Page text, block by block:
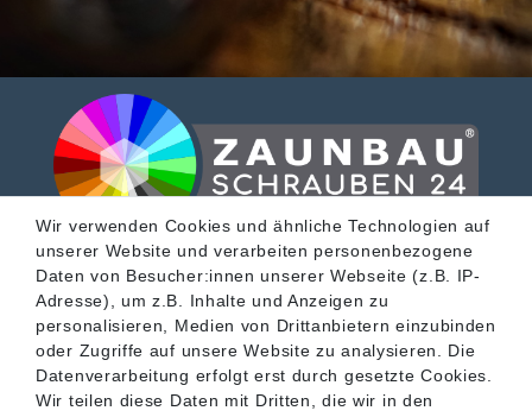
SERVICE
INFORMATIONEN
Wir verwenden Cookies und ähnliche Technologien auf
unserer Website und verarbeiten personenbezogene
Daten von Besucher:innen unserer Webseite (z.B. IP-
Adresse), um z.B. Inhalte und Anzeigen zu
personalisieren, Medien von Drittanbietern einzubinden
oder Zugriffe auf unsere Website zu analysieren. Die
Datenverarbeitung erfolgt erst durch gesetzte Cookies.
Wir teilen diese Daten mit Dritten, die wir in den